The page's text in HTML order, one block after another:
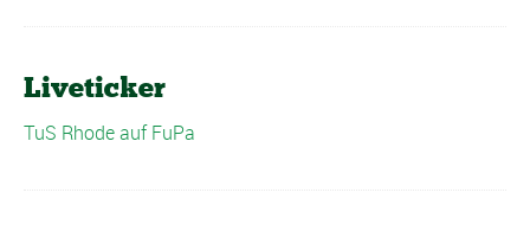
Liveticker
TuS Rhode auf FuPa